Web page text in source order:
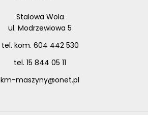
Stalowa Wola
ul. Modrzewiowa 5
tel. kom. 604 442 530
tel. 15 844 05 11
km-maszyny@onet.pl